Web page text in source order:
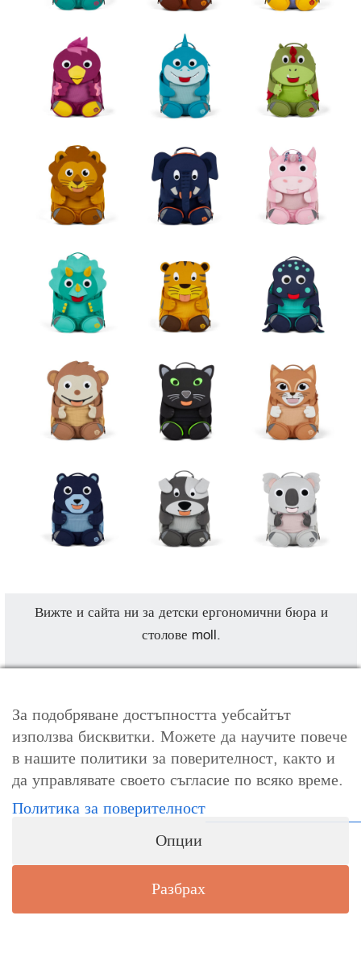
Вижте и сайта ни за детски ергономични бюра и
столове moll.
Произведени в Германия, с 2 години гаранция.
За подобряване достъпността уебсайтът
използва бисквитки. Можете да научите повече
в нашите политики за поверителност, както и
да управлявате своето съгласие по всяко време.
Политика за поверителност
Опции
Разбрах